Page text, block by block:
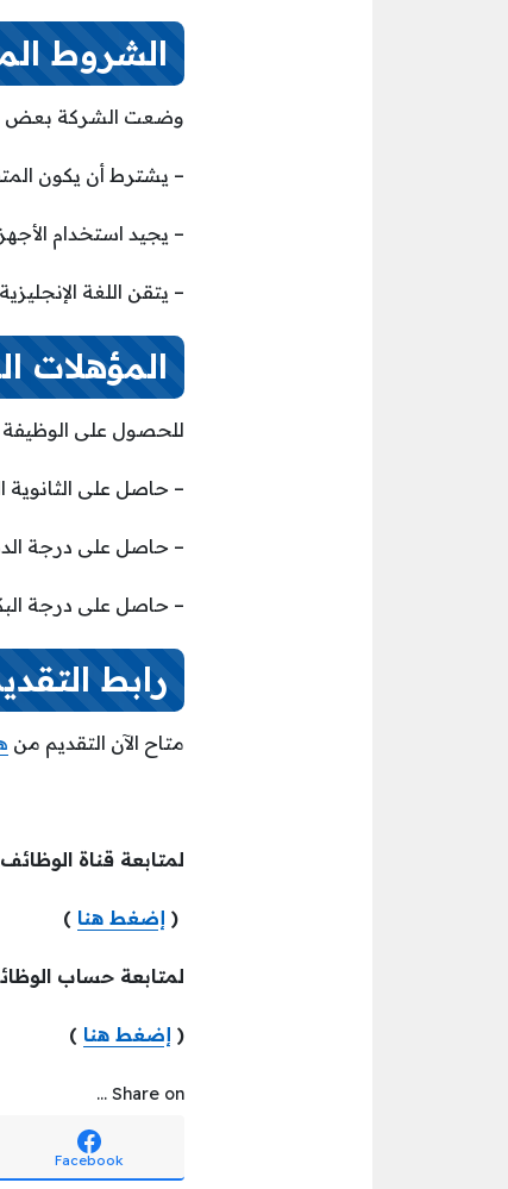
الشروط
وضعت الشركة بعض
– يشترط أن يكون
– يجيد استخدام
– يتقن اللغة
المؤهلات
للحصول على الوظيفة
– حاصل على الثانوية
– حاصل على درجة
– حاصل على درجة
رابط
متاح الآن التقديم من
لمتابعة قناة
( إضغط هنا )
لمتابعة حساب
( إضغط هنا )
Share on ...
Facebook